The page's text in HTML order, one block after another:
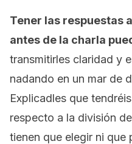
Tener las respuestas
antes de la charla
transmitirles claridad y
nadando en un mar de
Explicadles que
respecto a la división
tienen que elegir ni que